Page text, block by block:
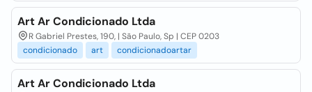
Art Ar Condicionado Ltda
R Gabriel Prestes, 190, | São Paulo, Sp | CEP 0203
condicionado
art condicionadoartar
Art Ar Condicionado Ltda